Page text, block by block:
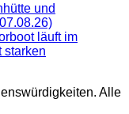
und
läuft im
starken
Alle